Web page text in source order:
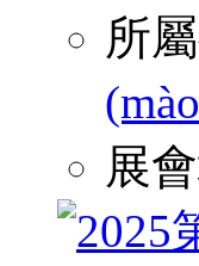
所
展